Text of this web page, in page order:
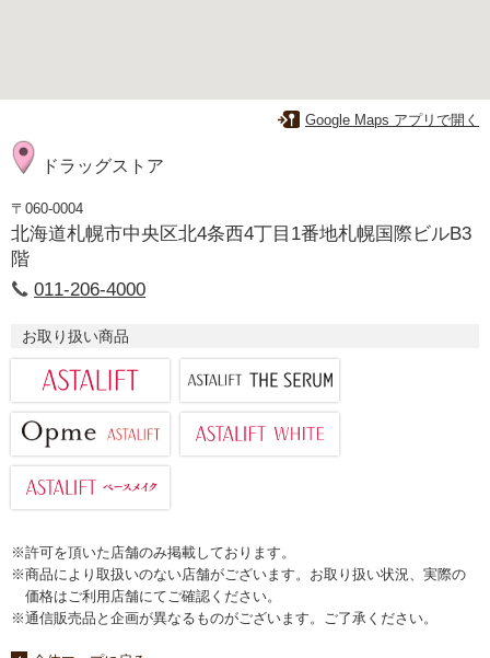
Google Maps アプリで開く
ドラッグストア
〒060-0004
北海道札幌市中央区北4条西4丁目1番地札幌国際ビルB3
階
011-206-4000
お取り扱い商品
※許可を頂いた店舗のみ掲載しております。
※商品により取扱いのない店舗がございます。お取り扱い状況、実際の
価格はご利用店舗にてご確認ください。
※通信販売品と企画が異なるものがございます。ご了承ください。